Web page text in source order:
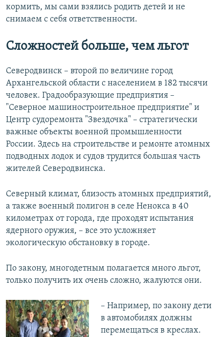
кормить, мы сами взялись родить детей и не
снимаем с себя ответственности.
Сложностей больше, чем льгот
Северодвинск – второй по величине город
Архангельской области с населением в 182 тысячи
человек. Градообразующие предприятия –
"Северное машиностроительное предприятие" и
Центр судоремонта "Звездочка" – стратегически
важные объекты военной промышленности
России. Здесь на строительстве и ремонте атомных
подводных лодок и судов трудится большая часть
жителей Северодвинска.
Северный климат, близость атомных предприятий,
а также военный полигон в селе Ненокса в 40
километрах от города, где проходят испытания
ядерного оружия, – все это усложняет
экологическую обстановку в городе.
По закону, многодетным полагается много льгот,
только получить их очень сложно, жалуются они.
– Например, по закону дети
в автомобилях должны
перемещаться в креслах.